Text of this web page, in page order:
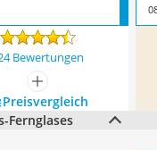
Bewertungen
mehr anzeigen
Preis­vergleich
Fernglases